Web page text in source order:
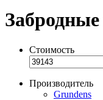
Стоимость
Производитель
Grundens